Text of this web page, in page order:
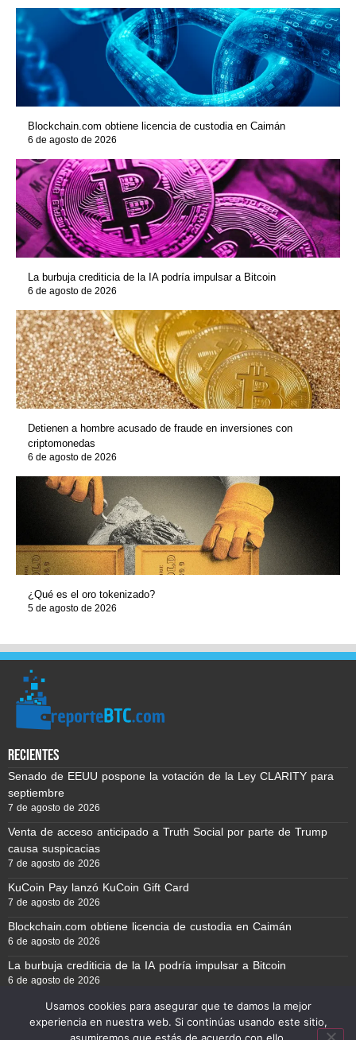
Blockchain.com obtiene licencia de custodia en Caimán
6 de agosto de 2026
La burbuja crediticia de la IA podría impulsar a Bitcoin
6 de agosto de 2026
Detienen a hombre acusado de fraude en inversiones con
criptomonedas
6 de agosto de 2026
¿Qué es el oro tokenizado?
5 de agosto de 2026
recientes
Senado de EEUU pospone la votación de la Ley CLARITY para
septiembre
7 de agosto de 2026
Venta de acceso anticipado a Truth Social por parte de Trump
causa suspicacias
7 de agosto de 2026
KuCoin Pay lanzó KuCoin Gift Card
7 de agosto de 2026
Blockchain.com obtiene licencia de custodia en Caimán
6 de agosto de 2026
La burbuja crediticia de la IA podría impulsar a Bitcoin
6 de agosto de 2026
Reporte BTC © Copyright 2026, Todos los derechos reservados
Usamos cookies para asegurar que te damos la mejor
experiencia en nuestra web. Si continúas usando este sitio,